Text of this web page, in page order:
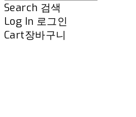
Search 검색
Log In 로그인
Cart장바구니